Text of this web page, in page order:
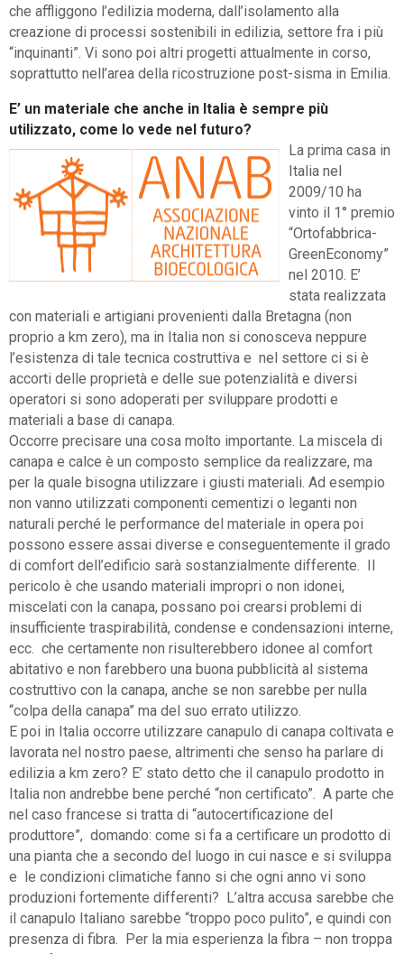
che affliggono l’edilizia moderna, dall’isolamento alla
creazione di processi sostenibili in edilizia, settore fra i più
“inquinanti”. Vi sono poi altri progetti attualmente in corso,
soprattutto nell’area della ricostruzione post-sisma in Emilia.
E’ un materiale che anche in Italia è sempre più
utilizzato, come lo vede nel futuro?
La prima casa in
Italia nel
2009/10 ha
vinto il 1° premio
“Ortofabbrica-
GreenEconomy”
nel 2010. E’
stata realizzata
con materiali e artigiani provenienti dalla Bretagna (non
proprio a km zero), ma in Italia non si conosceva neppure
l’esistenza di tale tecnica costruttiva e nel settore ci si è
accorti delle proprietà e delle sue potenzialità e diversi
operatori si sono adoperati per sviluppare prodotti e
materiali a base di canapa.
Occorre precisare una cosa molto importante. La miscela di
canapa e calce è un composto semplice da realizzare, ma
per la quale bisogna utilizzare i giusti materiali. Ad esempio
non vanno utilizzati componenti cementizi o leganti non
naturali perché le performance del materiale in opera poi
possono essere assai diverse e conseguentemente il grado
di comfort dell’edificio sarà sostanzialmente differente. Il
pericolo è che usando materiali impropri o non idonei,
miscelati con la canapa, possano poi crearsi problemi di
insufficiente traspirabilità, condense e condensazioni interne,
ecc. che certamente non risulterebbero idonee al comfort
abitativo e non farebbero una buona pubblicità al sistema
costruttivo con la canapa, anche se non sarebbe per nulla
“colpa della canapa” ma del suo errato utilizzo.
E poi in Italia occorre utilizzare canapulo di canapa coltivata e
lavorata nel nostro paese, altrimenti che senso ha parlare di
edilizia a km zero? E’ stato detto che il canapulo prodotto in
Italia non andrebbe bene perché “non certificato”. A parte che
nel caso francese si tratta di “autocertificazione del
produttore”, domando: come si fa a certificare un prodotto di
una pianta che a secondo del luogo in cui nasce e si sviluppa
e le condizioni climatiche fanno si che ogni anno vi sono
produzioni fortemente differenti? L’altra accusa sarebbe che
il canapulo Italiano sarebbe “troppo poco pulito”, e quindi con
presenza di fibra. Per la mia esperienza la fibra – non troppa